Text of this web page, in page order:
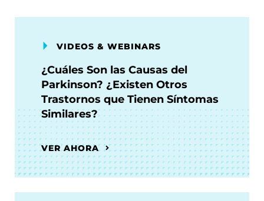
VIDEOS & WEBINARS
¿Cuáles Son las Causas del
Parkinson? ¿Existen Otros
Trastornos que Tienen Síntomas
Similares?
VER AHORA